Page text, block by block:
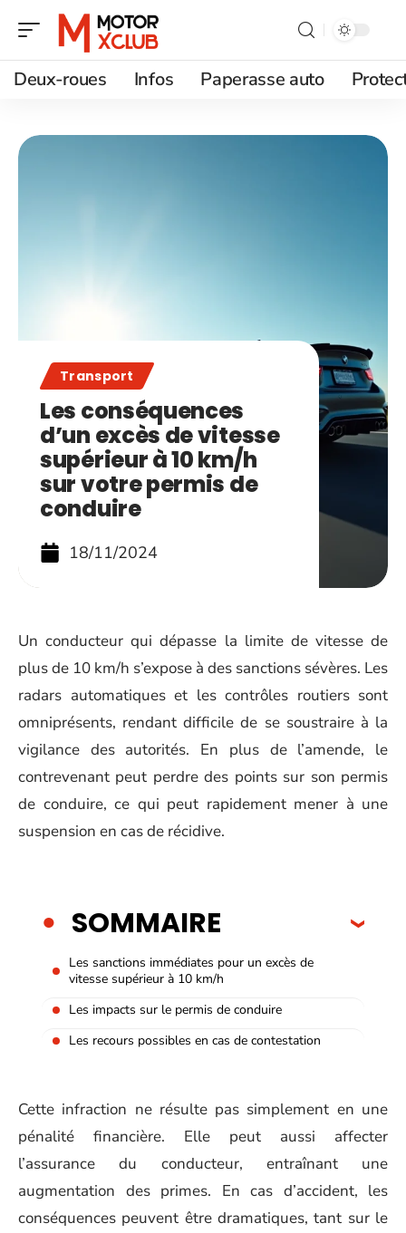
Deux-roues Infos Paperasse auto
Transport
Les conséquences
d’un excès de vitesse
supérieur à 10 km/h
sur votre permis de
conduire
18/11/2024
Un conducteur qui dépasse la limite de vitesse de
plus de 10 km/h s’expose à des sanctions sévères. Les
radars automatiques et les contrôles routiers sont
omniprésents, rendant difficile de se soustraire à la
vigilance des autorités. En plus de l’amende, le
contrevenant peut perdre des points sur son permis
de conduire, ce qui peut rapidement mener à une
suspension en cas de récidive.
SOMMAIRE
Les sanctions immédiates pour un excès de
vitesse supérieur à 10 km/h
Les impacts sur le permis de conduire
Les recours possibles en cas de contestation
Cette infraction ne résulte pas simplement en une
pénalité financière. Elle peut aussi affecter
l’assurance du conducteur, entraînant une
augmentation des primes. En cas d’accident, les
conséquences peuvent être dramatiques, tant sur le